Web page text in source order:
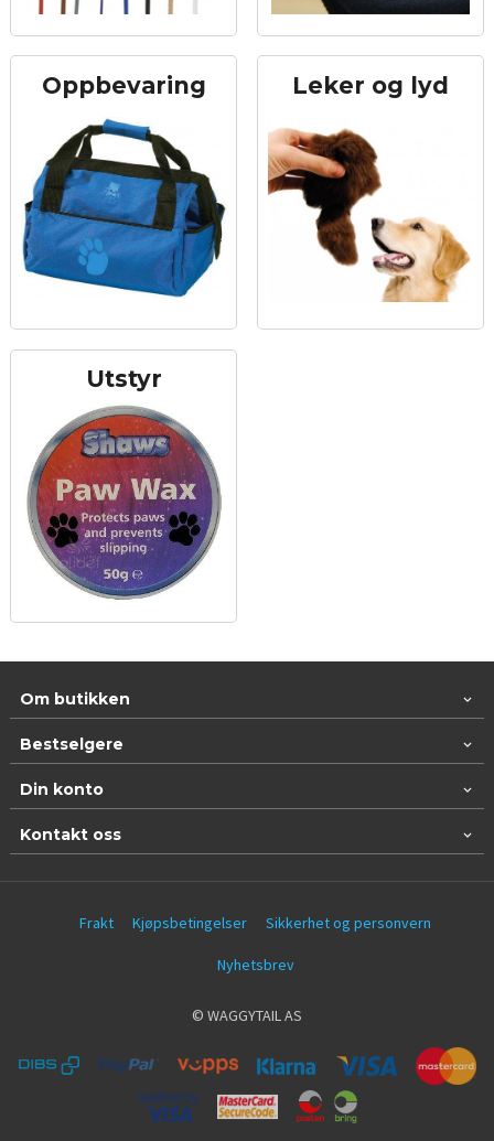
Oppbevaring Leker og lyd
Utstyr
Om butikken
Bestselgere
Din konto
Kontakt oss
Frakt Kjøpsbetingelser Sikkerhet og personvern
Nyhetsbrev
© WAGGYTAIL AS